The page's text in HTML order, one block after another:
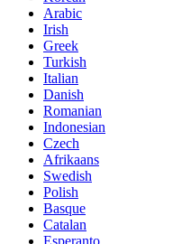
Arabic
Irish
Greek
Turkish
Italian
Danish
Romanian
Indonesian
Czech
Afrikaans
Swedish
Polish
Basque
Catalan
Esperanto